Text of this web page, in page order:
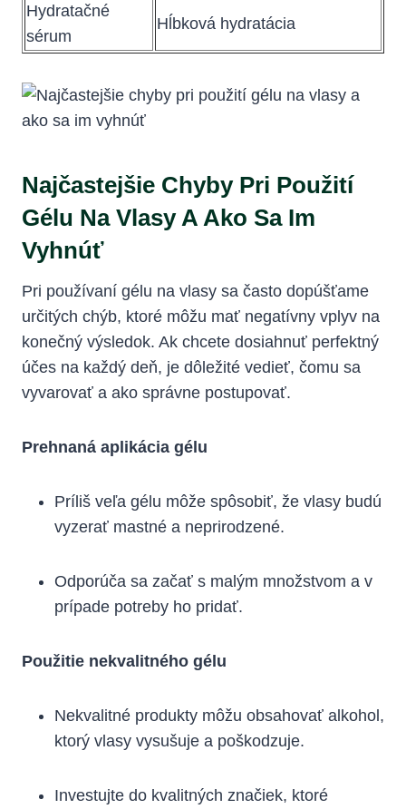
Hydratačné
sérum
Hĺbková hydratácia
Najčastejšie Chyby Pri Použití
Gélu Na Vlasy A Ako Sa Im
Vyhnúť
Pri používaní gélu na vlasy sa často dopúšťame
určitých chýb, ktoré môžu mať negatívny vplyv na
konečný výsledok. Ak chcete dosiahnuť perfektný
účes na každý deň, je dôležité vedieť, čomu sa
vyvarovať a ako správne postupovať.
Prehnaná aplikácia gélu
Príliš veľa gélu môže spôsobiť, že vlasy budú
vyzerať mastné a neprirodzené.
Odporúča sa začať s malým množstvom a v
prípade potreby ho pridať.
Použitie nekvalitného gélu
Nekvalitné produkty môžu obsahovať alkohol,
ktorý vlasy vysušuje a poškodzuje.
Investujte do kvalitných značiek, ktoré